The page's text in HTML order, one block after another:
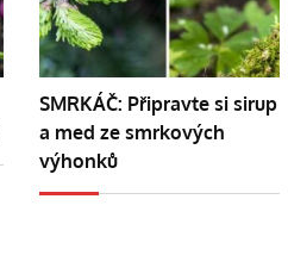
SMRKÁČ: Připravte si sirup
a med ze smrkových
výhonků